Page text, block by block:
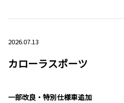
2026.07.13
カローラスポーツ
一部改良・特別仕様車追加